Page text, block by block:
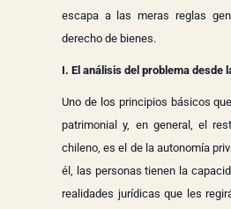
escapa a las meras reglas
derecho de bienes.
I. El análisis del problema desde
Uno de los principios básicos
patrimonial y, en general, el
chileno, es el de la autonomía
él, las personas tienen la
realidades jurídicas que les